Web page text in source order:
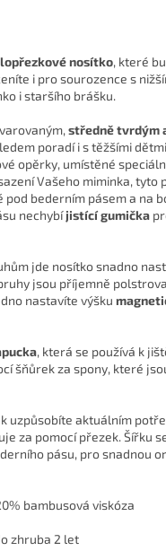
nosítko, které
i pro sourozence s
i staršího brášku.
středně tvrdým
poradí i s těžšími
opěrky, umístěné
Vašeho miminka, tyto
bederním pásem a na
nechybíjistící gumička
jde nosítko snadno
jsou příjemně
nastavíte výšku
, která se používá k
šňůrek za spony, které
uzpůsobíte aktuálním
za pomocí přezek. Šířku
pásu, pro snadnou
bambusová viskóza
zhruba 2 let